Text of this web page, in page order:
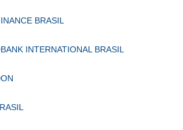
BRASIL
INTERNATIONAL BRASIL